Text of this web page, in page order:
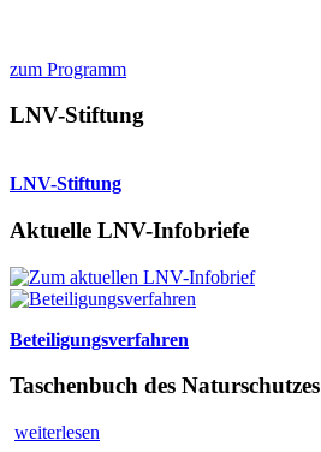
zum Programm
LNV-Stiftung
LNV-Stiftung
Aktuelle LNV-Infobriefe
Beteiligungsverfahren
Taschenbuch des Naturschutzes
weiterlesen